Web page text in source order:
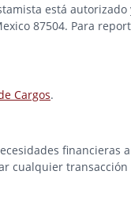
está
87504. Para
Cargos.
cualquier